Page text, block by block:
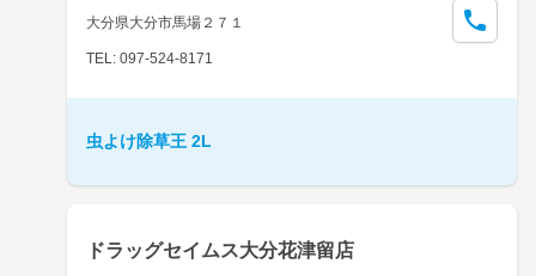
大分県大分市馬場２７１
TEL: 097-524-8171
虫よけ除草王 2L
ドラッグセイムス大分花津留店